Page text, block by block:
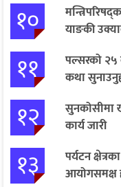
१०
याङकी
११
पल्सरको २५
कथा
१२
सुनकोसीमा
कार्य जारी
१३
पर्यटन
आयोगसमक्ष